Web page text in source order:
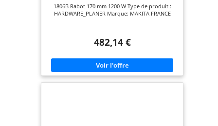
1806B Rabot 170 mm 1200 W Type de produit :
HARDWARE_PLANER Marque: MAKITA FRANCE
482,14 €